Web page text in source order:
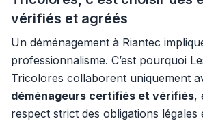
vérifiés et agréés
Un déménagement à Riantec
professionnalisme. C’est pourquoi
Tricolores collaborent uniquement
déménageurs certifiés et vérifiés,
respect strict des obligations légales